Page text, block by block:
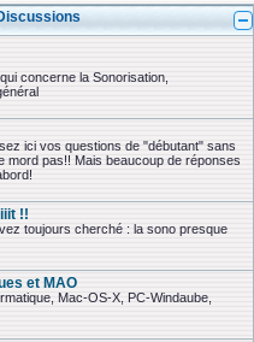
concerne la Sonorisation,
ici vos questions de "débutant" sans
mord pas!! Mais beaucoup de réponses
!!
toujours cherché : la sono presque
et MAO
Mac-OS-X, PC-Windaube,